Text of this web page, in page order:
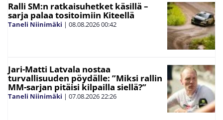
Ralli SM:n ratkaisuhetket käsillä –
sarja palaa tositoimiin Kiteellä
Taneli Niinimäki | 08.08.202600:42
Jari-Matti Latvala nostaa
turvallisuuden pöydälle: ”Miksi rallin
MM-sarjan pitäisi kilpailla siellä?”
Taneli Niinimäki | 07.08.202622:26